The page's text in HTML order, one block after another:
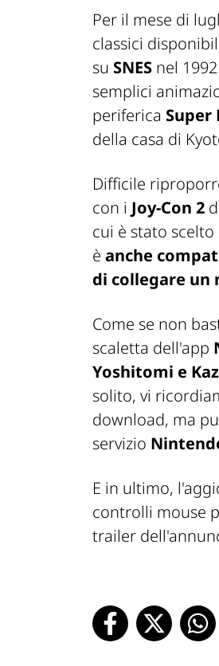
Per il mese di
classici
su SNES nel
semplici
periferica Super
della casa di
Difficile
con i Joy-Con 2
cui è stato
è anche
di collegare un
Come se non
scaletta dell'app
Yoshitomi e
solito, vi
download, ma
servizio
E in ultimo,
controlli mouse
trailer